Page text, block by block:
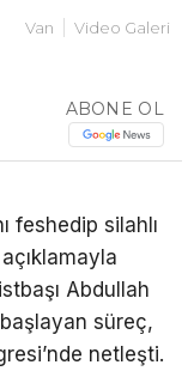
İhbar
Hattı
Van Video Galeri
ABONE OL
feshedip silahlı
Abdullah
başlayan süreç,
netleşti.